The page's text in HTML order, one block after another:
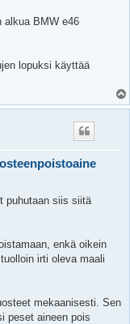
alkua BMW e46
lopuksi käyttää
l
puhutaan siis siitä
enkä oikein
irti oleva maali
mekaanisesti. Sen
peset aineen pois